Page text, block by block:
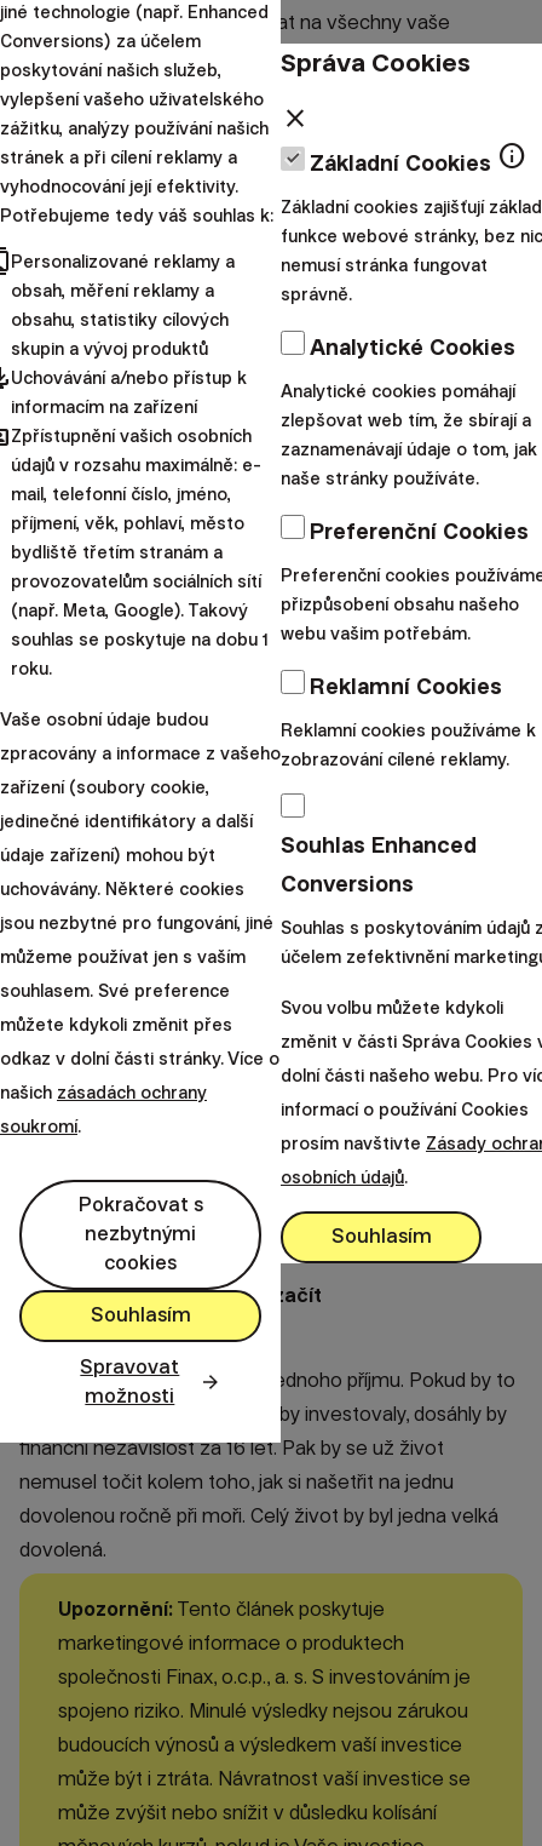
Pokuste se touto optikou dívat na všechny vaše
pravidelné měsíční výdaje.
Platíte 250 Kč měsíčně za Netflix a HBO? V pořádku,
budete si ale muset celkově našetřit až o 150 tisíc korun
více, abyste pokryli náklady na takovou zábavu. Druhé
auto v rodině, za které platíte leasing, pojistky a benzín
10 tisíc korun měsíčně, vás v skutečnosti stojí 3 milionů
korun atd.
Kde na to ale vzít?
Na dostatečně dlouhém horizontu je možné všechno.
Chcete zhodnotit 2 250 Kč na 1 miliardu? Žádný
problém. Stačí investovat do akcií ... a počkat 187 let.
Složené úročení se postará o zbytek. Takže reálné je
vše, teoreticky se dá i zhodnotit 1 halíř na 1 miliardu.
Pokud ale chcete dosáhnout vašich cílů dříve, než
vyhasne Slunce, bude třeba trochu utáhnout opasek a
přidat.
Kreativitě v sekání výdajů a zvyšování příjmů se meze
nekladou – pokud je pro vás prioritou být finančně
nezávislý, můžete se přestěhovat do menší a levnější
nemovitosti, namísto auta používat hromadnou
dopravu, popřípadě kolo, nebo ještě více přidat v práci.
Možností je mnoho.
Nová definice důchodu
Česko je svobodná země, dnes vás už nikdo nebude
honit, když nebudete každé ráno chodit do práce.
Důchod pak nemusí znamenat jen povinný odchod na
odpočinek ve věku, na kterém se právě dohodli politici.
Pokud chcete mít švýcarský důchod budete si ho muset
zajistit sami. Spoléháním se na penzi od státu sice
jednou budete nezávislí od práce, určitě ne ale finančně.
Začněte
bohatnout
Vyzkoušejte si investice do ETF už dnes.
Chci začít
Kdysi dokázali rodiny vyžít z jednoho příjmu. Pokud by to
zvládly i dnes a jednu výplatu by investovaly, dosáhly by
finanční nezávislost za 16 let. Pak by se už život
nemusel točit kolem toho, jak si našetřit na jednu
dovolenou ročně při moři. Celý život by byl jedna velká
dovolená.
Upozornění: Tento článek poskytuje
marketingové informace o produktech
společnosti Finax, o.c.p., a. s. S investováním je
spojeno riziko. Minulé výsledky nejsou zárukou
budoucích výnosů a výsledkem vaší investice
může být i ztráta. Návratnost vaší investice se
může zvýšit nebo snížit v důsledku kolísání
jiné technologie (např. Enhanced
Conversions) za účelem
poskytování našich služeb,
vylepšení vašeho uživatelského
zážitku, analýzy používání našich
stránek a při cílení reklamy a
vyhodnocování její efektivity.
Potřebujeme tedy váš souhlas k:
Personalizované reklamy a
obsah, měření reklamy a
obsahu, statistiky cílových
skupin a vývoj produktů
Uchovávání a/nebo přístup k
informacím na zařízení
Zpřístupnění vašich osobních
údajů v rozsahu maximálně: e-
mail, telefonní číslo, jméno,
příjmení, věk, pohlaví, město
bydliště třetím stranám a
provozovatelům sociálních sítí
(např. Meta, Google). Takový
souhlas se poskytuje na dobu 1
roku.
Vaše osobní údaje budou
zpracovány a informace z vašeho
zařízení (soubory cookie,
jedinečné identifikátory a další
údaje zařízení) mohou být
uchovávány. Některé cookies
jsou nezbytné pro fungování, jiné
můžeme používat jen s vaším
souhlasem. Své preference
můžete kdykoli změnit přes
odkaz v dolní části stránky. Více o
našich zásadách ochrany
soukromí.
Pokračovat s
nezbytnými
cookies
Souhlasím
Spravovat
možnosti
Správa Cookies
close
Základní Cookies info
Základní cookies zajišťují
funkce webové stránky, bez
nemusí stránka fungovat
správně.
Analytické Cookies
Analytické cookies pomáhají
zlepšovat web tím, že sbírají a
zaznamenávají údaje o tom, jak
naše stránky používáte.
Preferenční Cookies
Preferenční cookies
přizpůsobení obsahu našeho
webu vašim potřebám.
Reklamní Cookies
Reklamní cookies používáme k
zobrazování cílené reklamy.
Souhlas Enhanced
Conversions
Souhlas s poskytováním údajů
účelem zefektivnění
Svou volbu můžete kdykoli
změnit v části Správa Cookies
dolní části našeho webu. Pro
informací o používání Cookies
prosím navštivte Zásady
osobních údajů.
Souhlasím